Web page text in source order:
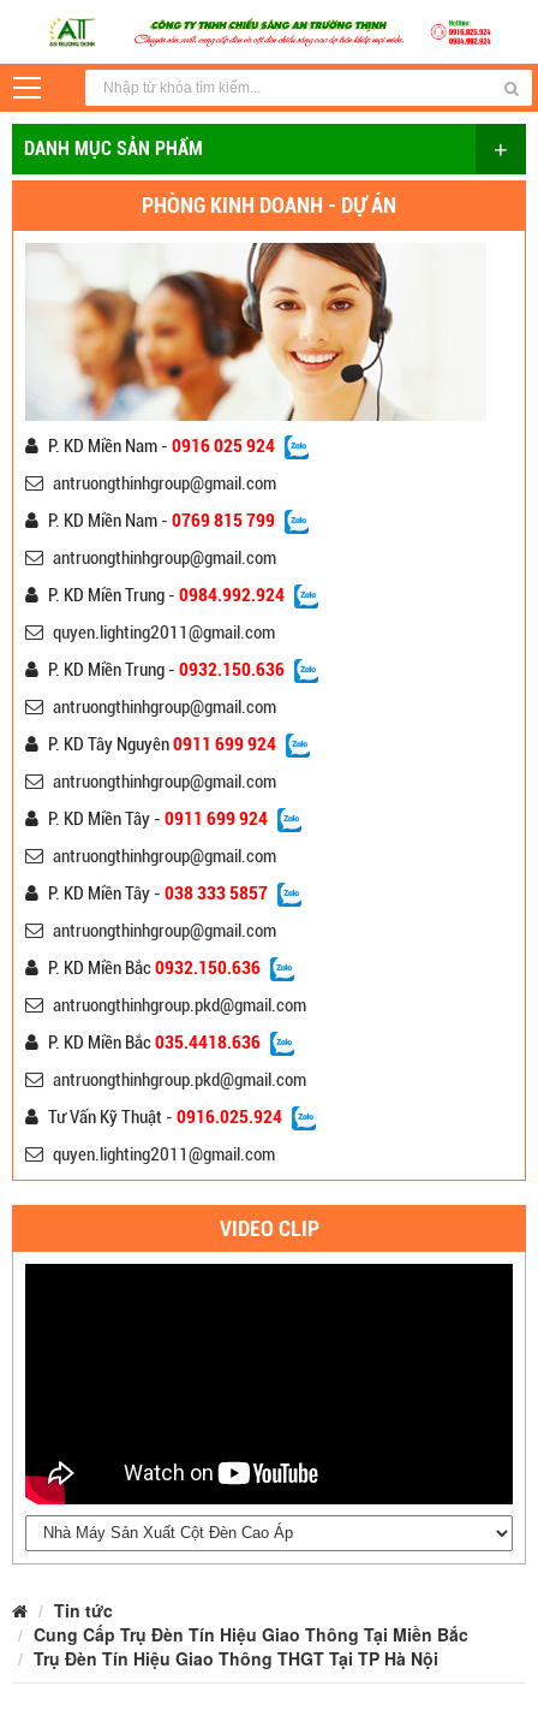
DANH MỤC SẢN PHẨM +
PHÒNG KINH DOANH - DỰ ÁN
P. KD Miền Nam - 0916 025 924
antruongthinhgroup@gmail.com
P. KD Miền Nam - 0769 815 799
antruongthinhgroup@gmail.com
P. KD Miền Trung - 0984.992.924
quyen.lighting2011@gmail.com
P. KD Miền Trung - 0932.150.636
antruongthinhgroup@gmail.com
P. KD Tây Nguyên0911 699 924
antruongthinhgroup@gmail.com
P. KD Miền Tây - 0911 699 924
antruongthinhgroup@gmail.com
P. KD Miền Tây - 038 333 5857
antruongthinhgroup@gmail.com
P. KD Miền Bắc0932.150.636
antruongthinhgroup.pkd@gmail.com
P. KD Miền Bắc035.4418.636
antruongthinhgroup.pkd@gmail.com
Tư Vấn Kỹ Thuật - 0916.025.924
quyen.lighting2011@gmail.com
VIDEO CLIP
Tin tức
Cung Cấp Trụ Đèn Tín Hiệu Giao Thông Tại Miền Bắc
Trụ Đèn Tín Hiệu Giao Thông THGT Tại TP Hà Nội